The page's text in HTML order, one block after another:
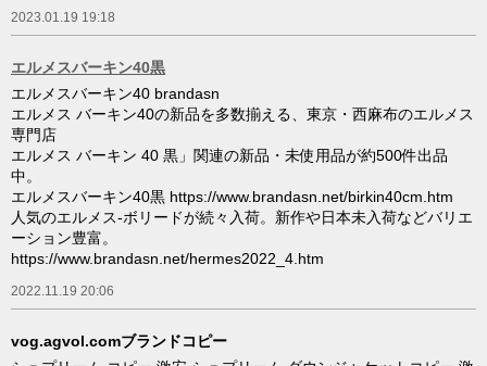
2023.01.19 19:18
エルメスバーキン40黒
エルメスバーキン40 brandasn
エルメス バーキン40の新品を多数揃える、東京・西麻布のエルメス
専門店
エルメス バーキン 40 黒」関連の新品・未使用品が約500件出品
中。
エルメスバーキン40黒 https://www.brandasn.net/birkin40cm.htm
人気のエルメス-ボリードが続々入荷。新作や日本未入荷などバリエ
ーション豊富。
https://www.brandasn.net/hermes2022_4.htm
2022.11.19 20:06
vog.agvol.comブランドコピー